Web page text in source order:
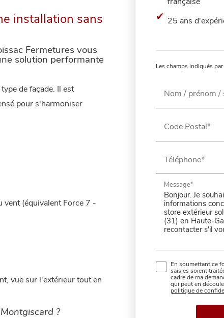
installation sans
Fermetures vous
solution performante
de façade. Il est
pour s'harmoniser
vent (équivalent Force 7 -
vue sur l'extérieur tout en
?
française
25 ans
Les champs indiqués
Nom / prénom /
Code Postal*
Téléphone*
Message*
En soumettant ce
saisies soient
cadre de ma
qui peut en
politique de